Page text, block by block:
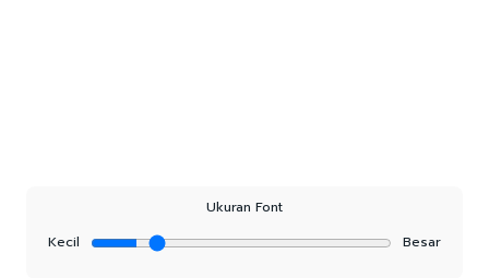
Ukuran Font
Kecil
Besar